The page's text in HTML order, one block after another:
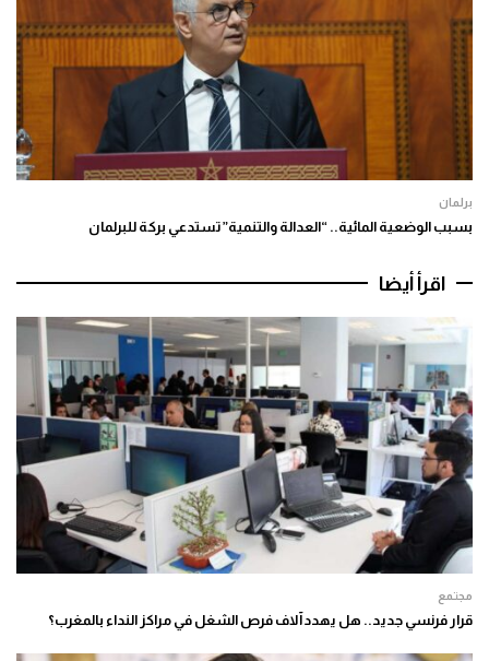
برلمان
بسبب الوضعية المائية.. “العدالة والتنمية” تستدعي بركة للبرلمان
اقرأ أيضا
مجتمع
قرار فرنسي جديد.. هل يهدد آلاف فرص الشغل في مراكز النداء بالمغرب؟